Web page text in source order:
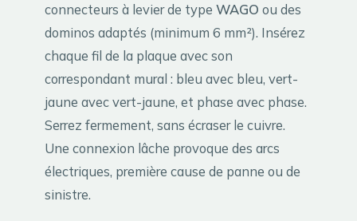
connecteurs à levier de type WAGO ou des
dominos adaptés (minimum 6 mm²). Insérez
chaque fil de la plaque avec son
correspondant mural : bleu avec bleu, vert-
jaune avec vert-jaune, et phase avec phase.
Serrez fermement, sans écraser le cuivre.
Une connexion lâche provoque des arcs
électriques, première cause de panne ou de
sinistre.